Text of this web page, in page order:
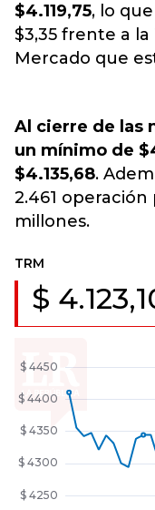
$4.119,75, lo
$3,35 frente a la
Mercado que
Al cierre de las
un mínimo de
$4.135,68.
2.461
millones.